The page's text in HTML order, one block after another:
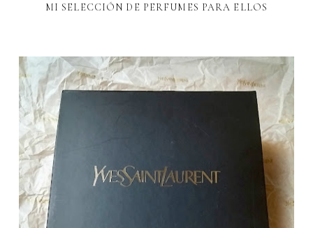
MI SELECCIÓN DE PERFUMES PARA ELLOS